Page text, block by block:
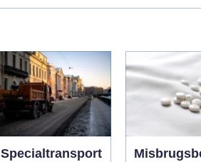
Specialtransport